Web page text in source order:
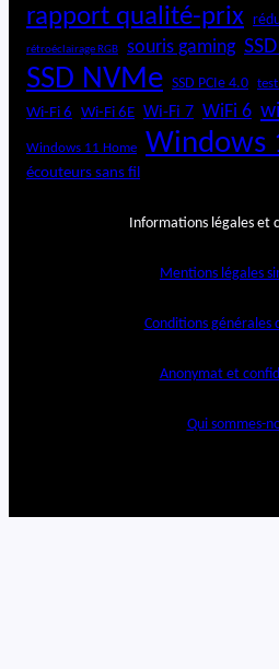
rapport qualité-prix
rétroéclairage RGB souris gaming
SSD NVMe SSD PCIe 4.0
Wi-Fi 6 Wi-Fi 6E Wi-Fi 7 WiFi 6
Windows 11 Home Windows
écouteurs sans fil
Informations légales et
Mentions légales
Conditions générales
Anonymat et
Qui sommes-